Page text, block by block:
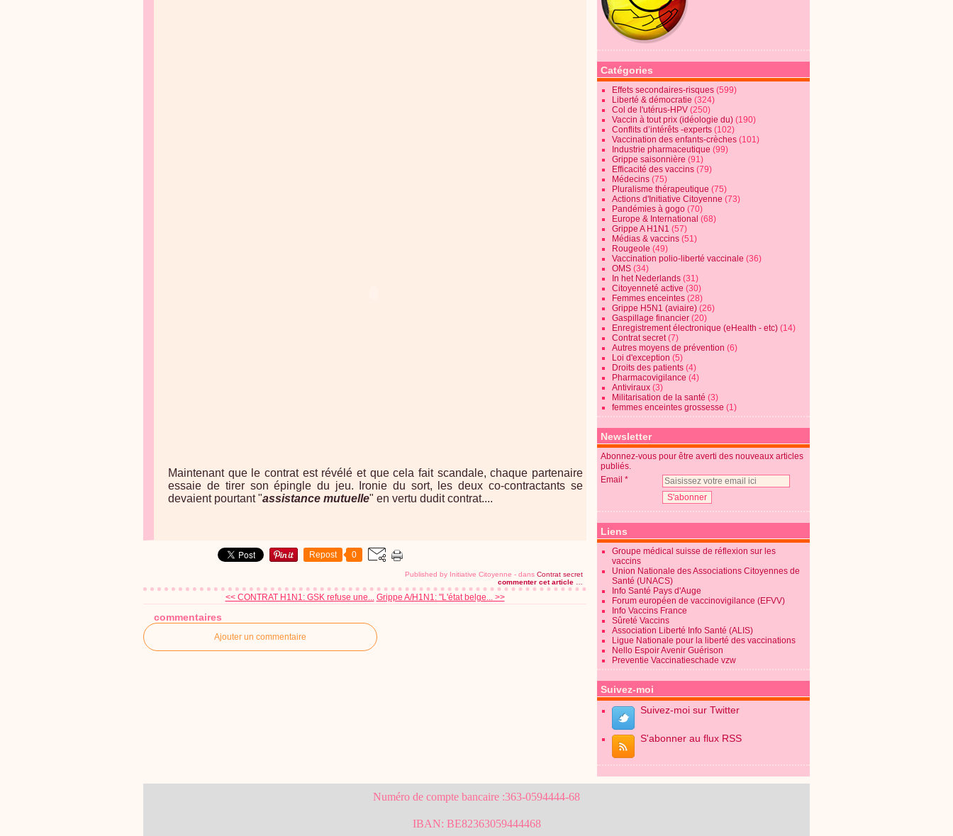
Maintenant que le contrat est révélé et que cela fait scandale, chaque partenaire
essaie de tirer son épingle du jeu.
Ironie du sort, les deux co-contractants se
devaient pourtant "assistance mutuelle" en vertu dudit contrat....
Repost 0
Published by Initiative Citoyenne - dans Contrat secret
commenter cet article
<< CONTRAT H1N1: GSK refuse une... Grippe A/H1N1: "L'état belge... >>
commentaires
Ajouter un commentaire
Catégories
Effets secondaires-risques (599)
Liberté & démocratie (324)
Col de l'utérus-HPV (250)
Vaccin à tout prix (idéologie du) (190)
Conflits d’intérêts -experts (102)
Vaccination des enfants-crèches (101)
Industrie pharmaceutique (99)
Grippe saisonnière (91)
Efficacité des vaccins (79)
Médecins (75)
Pluralisme thérapeutique (75)
Actions d'Initiative Citoyenne (73)
Pandémies à gogo (70)
Europe & International (68)
Grippe A H1N1 (57)
Médias & vaccins (51)
Rougeole (49)
Vaccination polio-liberté vaccinale (36)
OMS (34)
In het Nederlands (31)
Citoyenneté active (30)
Femmes enceintes (28)
Grippe H5N1 (aviaire) (26)
Gaspillage financier (20)
Enregistrement électronique (eHealth - etc) (14)
Contrat secret(7)
Autres moyens de prévention (6)
Loi d'exception (5)
Droits des patients (4)
Pharmacovigilance (4)
Antiviraux (3)
Militarisation de la santé (3)
femmes enceintes grossesse (1)
Newsletter
Abonnez-vous pour être averti des nouveaux articles
publiés.
Email
Liens
Groupe médical suisse de réflexion sur les
vaccins
Union Nationale des Associations Citoyennes de
Santé (UNACS)
Info Santé Pays d'Auge
Forum européen de vaccinovigilance (EFVV)
Info Vaccins France
Sûreté Vaccins
Association Liberté Info Santé (ALIS)
Ligue Nationale pour la liberté des vaccinations
Nello Espoir Avenir Guérison
Preventie Vaccinatieschade vzw
Suivez-moi
Suivez-moi sur Twitter
S'abonner au flux RSS
Numéro de compte bancaire :363-0594444-68
IBAN: BE82363059444468